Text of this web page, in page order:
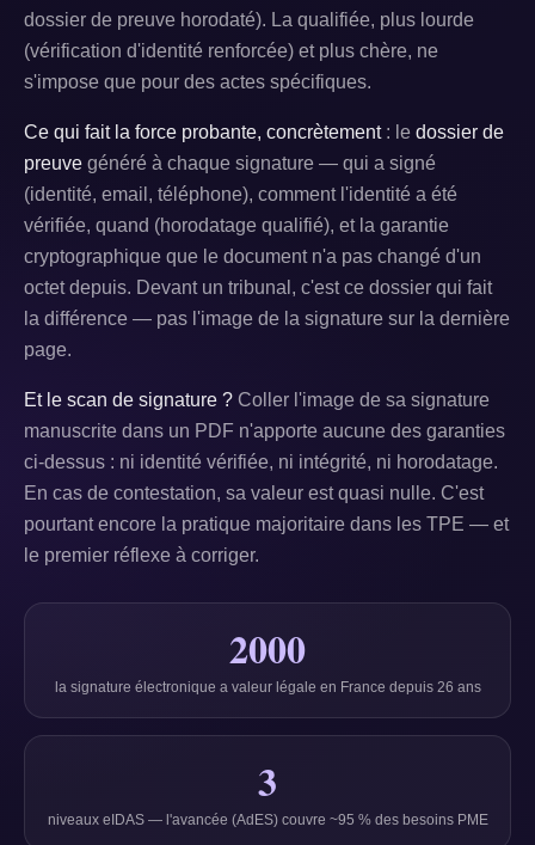
dossier de preuve horodaté). La qualifiée, plus lourde
(vérification d'identité renforcée) et plus chère, ne
s'impose que pour des actes spécifiques.
Ce qui fait la force probante, concrètement: le dossier de
preuve généré à chaque signature — qui a signé
(identité, email, téléphone), comment l'identité a été
vérifiée, quand (horodatage qualifié), et la garantie
cryptographique que le document n'a pas changé d'un
octet depuis. Devant un tribunal, c'est ce dossier qui fait
la différence — pas l'image de la signature sur la dernière
page.
Et le scan de signature ? Coller l'image de sa signature
manuscrite dans un PDF n'apporte aucune des garanties
ci-dessus : ni identité vérifiée, ni intégrité, ni horodatage.
En cas de contestation, sa valeur est quasi nulle. C'est
pourtant encore la pratique majoritaire dans les TPE — et
le premier réflexe à corriger.
2000
la signature électronique a valeur légale en France depuis 26 ans
3
niveaux eIDAS — l'avancée (AdES) couvre ~95 % des besoins PME